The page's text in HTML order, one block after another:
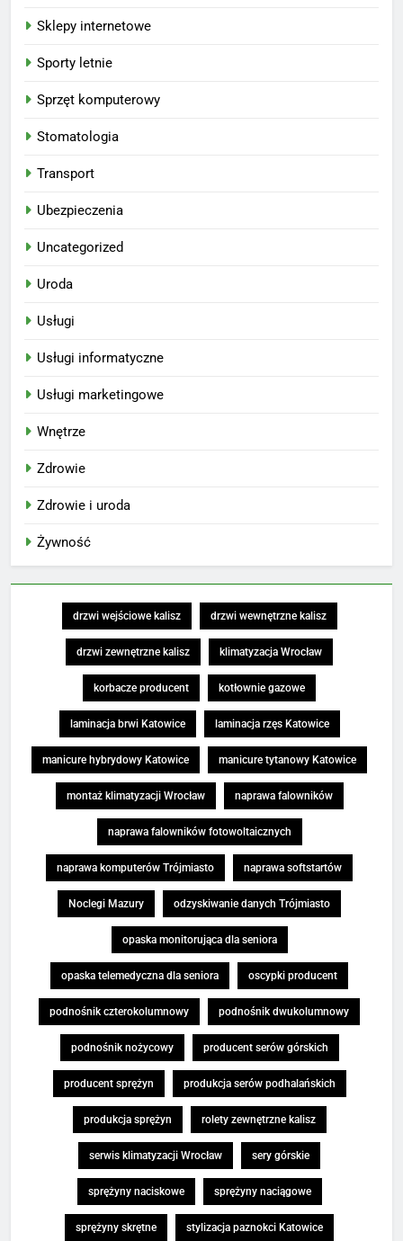
Sklepy internetowe
Sporty letnie
Sprzęt komputerowy
Stomatologia
Transport
Ubezpieczenia
Uncategorized
Uroda
Usługi
Usługi informatyczne
Usługi marketingowe
Wnętrze
Zdrowie
Zdrowie i uroda
Żywność
drzwi wejściowe kalisz drzwi wewnętrzne kalisz
drzwi zewnętrzne kalisz klimatyzacja Wrocław
korbacze producent kotłownie gazowe
laminacja brwi Katowice laminacja rzęs Katowice
manicure hybrydowy Katowice manicure tytanowy Katowice
montaż klimatyzacji Wrocław naprawa falowników
naprawa falowników fotowoltaicznych
naprawa komputerów Trójmiasto naprawa softstartów
Noclegi Mazury odzyskiwanie danych Trójmiasto
opaska monitorująca dla seniora
opaska telemedyczna dla seniora oscypki producent
podnośnik czterokolumnowy podnośnik dwukolumnowy
podnośnik nożycowy producent serów górskich
producent sprężyn produkcja serów podhalańskich
produkcja sprężyn rolety zewnętrzne kalisz
serwis klimatyzacji Wrocław sery górskie
sprężyny naciskowe sprężyny naciągowe
sprężyny skrętne stylizacja paznokci Katowice